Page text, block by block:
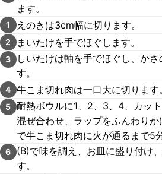
ます。
1 えのきは3cm幅に切ります。
2 まいたけを手でほぐします。
3
しいたけは軸を手でほぐし、か
す。
4 牛こま切れ肉は一口大に切ります。
5 耐熱ボウルに1、2、3、4、カッ
混ぜ合わせ、ラップをふんわり
で牛こま切れ肉に火が通るまで5
6
(B)で味を調え、お皿に盛り付け
す。